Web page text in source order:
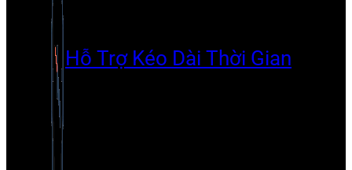
Hỗ Trợ Kéo Dài Thời Gian